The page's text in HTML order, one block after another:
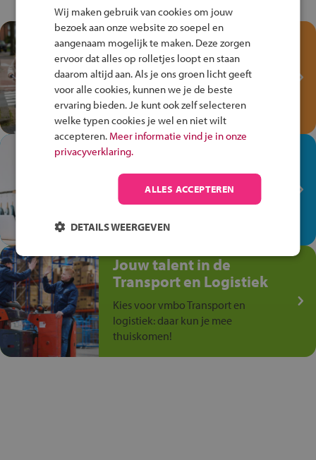
Test je kennis met het
Fiets Veilig
Verkeersspel!
Speel het Fiets Veilig Verkeersspel
en win een Cortina-fiets!
In de winkel ben je op je
plek!
Ontdek via het vmbo jouw talent
op de winkelvloer, waar elke dag
anders is!
Jouw talent in de
Transport en Logistiek
Kies voor vmbo Transport en
logistiek: daar kun je mee
thuiskomen!
Wij maken gebruik van cookies om jouw
bezoek aan onze website zo soepel en
aangenaam mogelijk te maken. Deze zorgen
ervoor dat alles op rolletjes loopt en staan
daarom altijd aan. Als je ons groen licht geeft
voor alle cookies, kunnen we je de beste
ervaring bieden. Je kunt ook zelf selecteren
welke typen cookies je wel en niet wilt
accepteren. Meer informatie vind je in onze
privacyverklaring.
ALLES ACCEPTEREN
DETAILS WEERGEVEN